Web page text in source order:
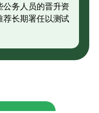
公务人员的晋升资
荐长期署任以测试